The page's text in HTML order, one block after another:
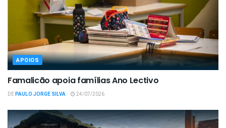
APOIOS
Famalicão apoia famílias Ano Lectivo
DEPAULO JORGE SILVA 24/07/2026